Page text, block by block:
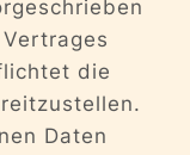
die
Daten